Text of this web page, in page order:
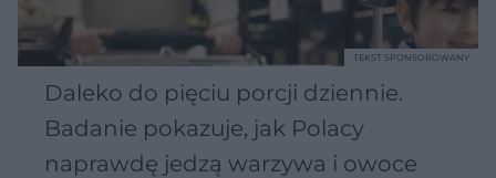
Daleko do pięciu porcji dziennie.
Badanie pokazuje, jak Polacy
naprawdę jedzą warzywa i owoce
TEKST SPONSOROWANY